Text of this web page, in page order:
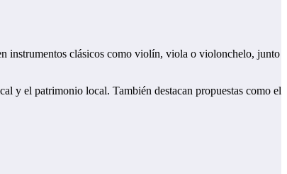
instrumentos clásicos como violín, viola o violonchelo, junto
y el patrimonio local. También destacan propuestas como el